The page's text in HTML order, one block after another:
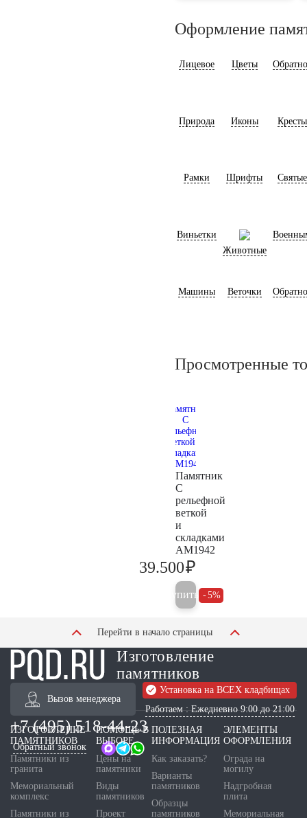
Оформление
Лицевое Цветы
Природа Иконы Кресты
Рамки Шрифты Святые
Виньетки
Животные
Машины Веточки
Просмотренные
Памятник
С
рельефной
веткой
и
складками
AM1942
39.500₽
Купить 5%
Перейти в начало страницы
Изготовление
памятников
Вызов менеджера
Установка на ВСЕХ кладбищах
Работаем : Ежедневно 9:00 до 21:00
+7 (495) 518-44-23
Обратный звонок
ИЗГОТОВЛЕНИЕ
ПАМЯТНИКОВ
Памятники из
гранита
Мемориальный
комплекс
Памятники из
ПОМОЩЬ В
ВЫБОРЕ
Цены на
памятники
Виды
памятников
Проект
ПОЛЕЗНАЯ
ИНФОРМАЦИЯ
Как заказать?
Варианты
памятников
Образцы
памятников
ЭЛЕМЕНТЫ
ОФОРМЛЕНИЯ
Ограда на
могилу
Надгробная
плита
Мемориальная